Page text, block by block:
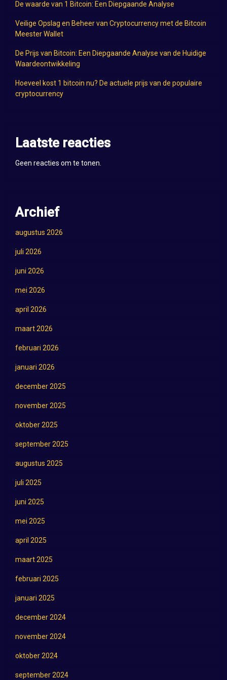
De waarde van 1 Bitcoin: Een Diepgaande Analyse
Veilige Opslag en Beheer van Cryptocurrency met de Bitcoin
Meester Wallet
De Prijs van Bitcoin: Een Diepgaande Analyse van de Huidige
Waardeontwikkeling
Hoeveel kost 1 bitcoin nu? De actuele prijs van de populaire
cryptocurrency
Laatste reacties
Geen reacties om te tonen.
Archief
augustus 2026
juli 2026
juni 2026
mei 2026
april 2026
maart 2026
februari 2026
januari 2026
december 2025
november 2025
oktober 2025
september 2025
augustus 2025
juli 2025
juni 2025
mei 2025
april 2025
maart 2025
februari 2025
januari 2025
december 2024
november 2024
oktober 2024
september 2024